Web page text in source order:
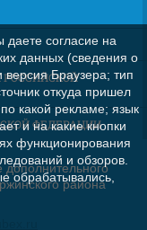
ФЕДЕРАЦИИ
района
даете согласие на
данных (сведения о
Браузера; тип
откуда пришел
какой рекламе; язык
и на какие кнопки
функционирования
и обзоров.
обрабатывались,